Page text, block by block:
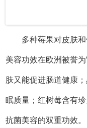
对于肾功能不全的肾
担，提高免疫力。
提到素食，很多
理，素食也可以满足人